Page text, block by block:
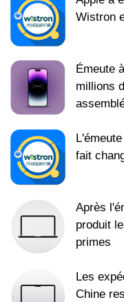
Wistron
Émeute
millions
fait
Après
produit
primes
Les
Chine